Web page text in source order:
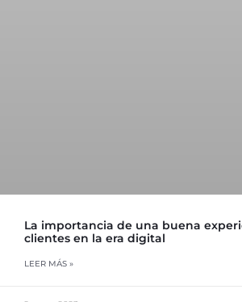
La importancia de una buena
clientes en la era digital
LEER MÁS »